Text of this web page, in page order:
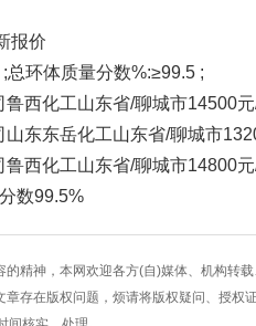
报价
环体质量分数%:≥99.5 ;
鲁西化工山东省/聊城市14500
山东东岳化工山东省/聊城市
鲁西化工山东省/聊城市14800
数99.5%
的精神，本网欢迎各方(自)媒体、机构转
存在版权问题，烦请将版权疑问、授权